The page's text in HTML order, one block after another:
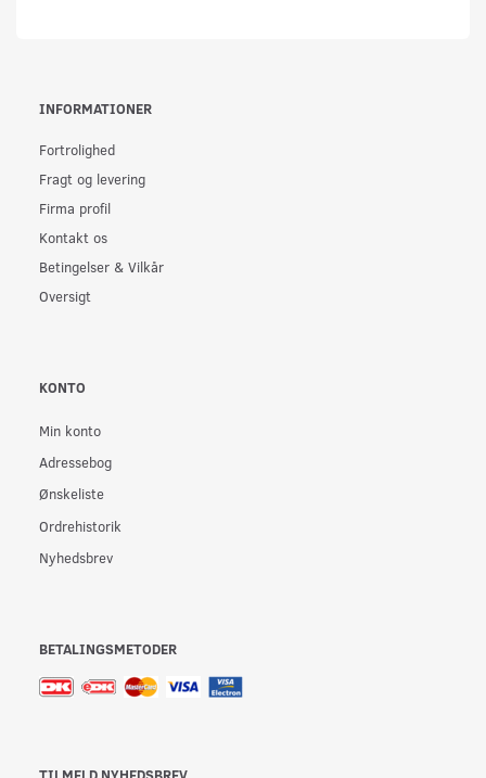
INFORMATIONER
Fortrolighed
Fragt og levering
Firma profil
Kontakt os
Betingelser & Vilkår
Oversigt
KONTO
Min konto
Adressebog
Ønskeliste
Ordrehistorik
Nyhedsbrev
BETALINGSMETODER
TILMELD NYHEDSBREV